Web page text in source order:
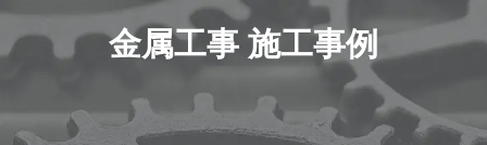
金属工事 施工事例